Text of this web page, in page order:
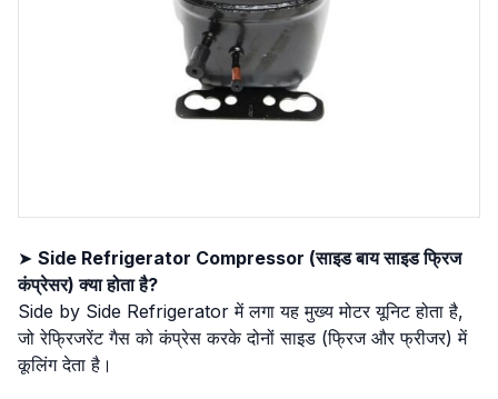
➤ Side Refrigerator Compressor (साइड बाय साइड फ्रिज
कंप्रेसर) क्या होता है?
Side by Side Refrigerator में लगा यह मुख्य मोटर यूनिट होता है,
जो रेफ्रिजरेंट गैस को कंप्रेस करके दोनों साइड (फ्रिज और फ्रीजर) में
कूलिंग देता है।